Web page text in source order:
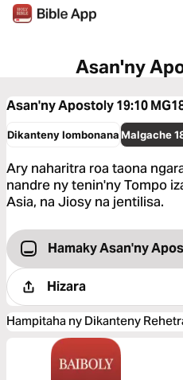
Asan'ny
Asan'ny Apostoly 19:10
Dikanteny IombonanaMalgache
Ary naharitra roa taona
nandre ny tenin'ny Tompo
Asia, na Jiosy na jentilisa.
Hamaky Asan'ny
Hizara
Hampitaha ny Dikanteny